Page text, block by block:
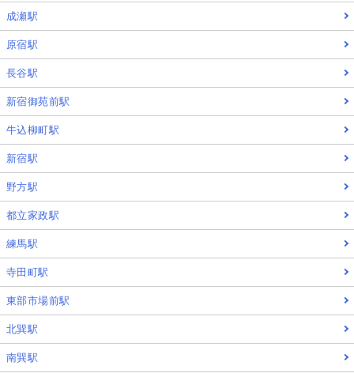
成瀬駅
原宿駅
長谷駅
新宿御苑前駅
牛込柳町駅
新宿駅
野方駅
都立家政駅
練馬駅
寺田町駅
東部市場前駅
北巽駅
南巽駅